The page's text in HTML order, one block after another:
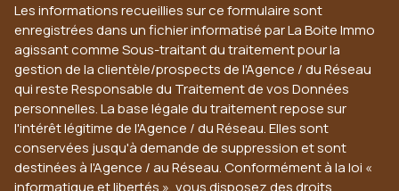
Les informations recueillies sur ce formulaire sont
enregistrées dans un fichier informatisé par La Boite Immo
agissant comme Sous-traitant du traitement pour la
gestion de la clientèle/prospects de l'Agence / du Réseau
qui reste Responsable du Traitement de vos Données
personnelles. La base légale du traitement repose sur
l'intérêt légitime de l'Agence / du Réseau. Elles sont
conservées jusqu'à demande de suppression et sont
destinées à l'Agence / au Réseau. Conformément à la loi «
informatique et libertés », vous disposez des droits